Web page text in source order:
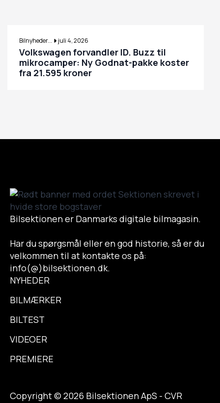
Bilnyheder... juli 4, 2026
Volkswagen forvandler ID. Buzz til
mikrocamper: Ny Godnat-pakke koster
fra 21.595 kroner
Bilsektionen er Danmarks digitale bilmagasin.
Har du spørgsmål eller en god historie, så er du
velkommen til at kontakte os på:
info(@)bilsektionen.dk.
NYHEDER
BILMÆRKER
BILTEST
VIDEOER
PREMIERE
Copyright © 2026 Bilsektionen ApS - CVR